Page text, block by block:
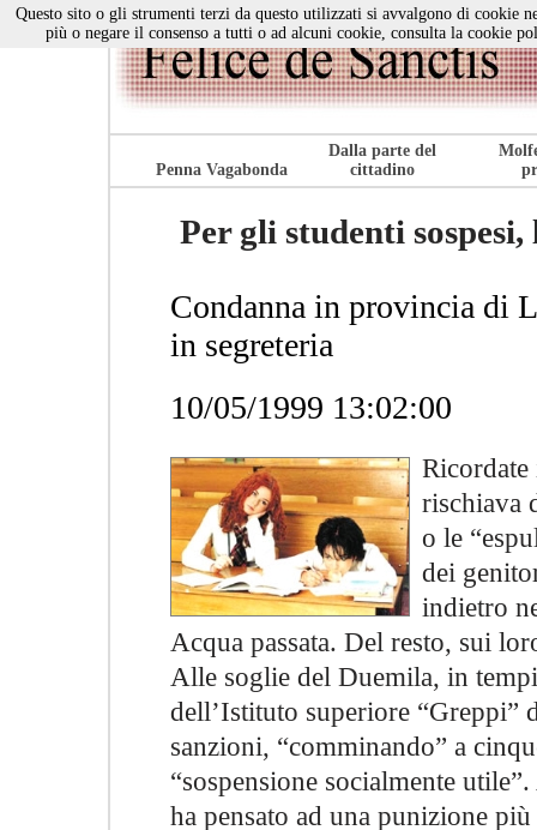
Penna Vagabonda
Dalla parte del
cittadino
Per gli studenti
Condanna in provincia di
in segreteria
10/05/1999 13:02:00
Ricordate
rischiava
o le
dei
indietro
Acqua passata. Del resto, sui
Alle soglie del Duemila, in
dell’Istituto superiore
sanzioni, “comminando” a
“sospensione socialmente
ha pensato ad una punizione
Questo sito o gli strumenti terzi da questo utilizzati si avvalgono di cookie
più o negare il consenso a tutti o ad alcuni cookie, consulta la cookie